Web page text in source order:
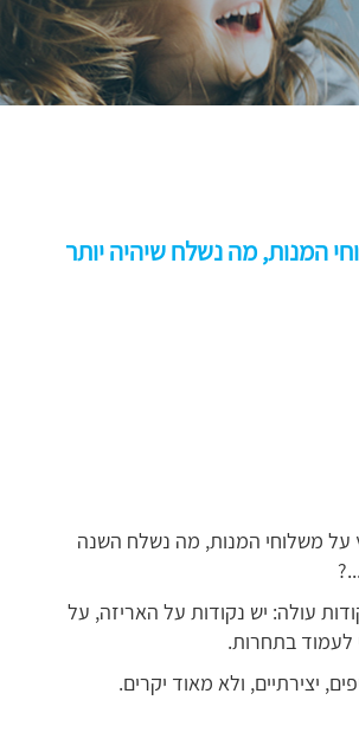
המנות, מה נשלח שיהיה יותר
על משלוחי המנות, מה נשלח השנה
עולה: יש נקודות על האריזה, על
לעמוד בתחרות.
יצירתיים, ולא מאוד יקרים.